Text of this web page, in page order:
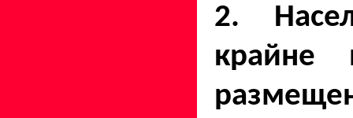
2.
крайне